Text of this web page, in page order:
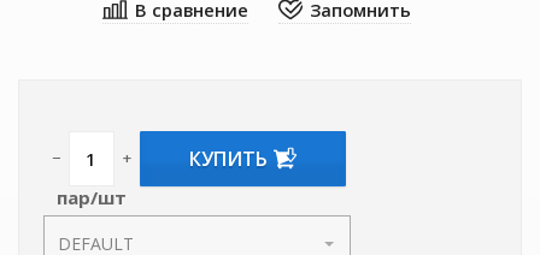
− +
пар/шт
КУПИТЬ